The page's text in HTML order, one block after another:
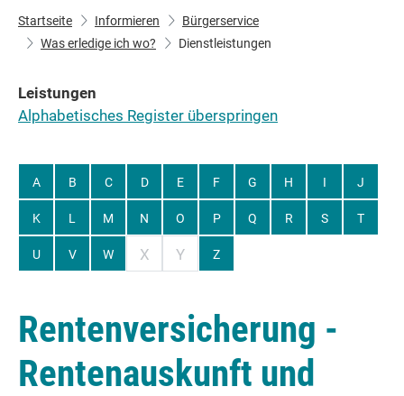
Startseite Informieren
Bürgerservice
Was erledige ich wo?
Dienstleistungen
Leistungen
Alphabetisches Register überspringen
A B C D E F G H I J
K L M N O P Q R S T
U V W X Y Z
Rentenversicherung -
Rentenauskunft und